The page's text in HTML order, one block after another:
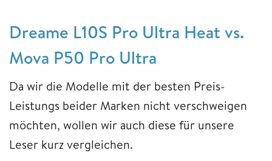
Dreame L10S Pro Ultra Heat vs.
Mova P50 Pro Ultra
Da wir die Modelle mit der besten Preis-
Leistungs beider Marken nicht verschweigen
möchten, wollen wir auch diese für unsere
Leser kurz vergleichen.